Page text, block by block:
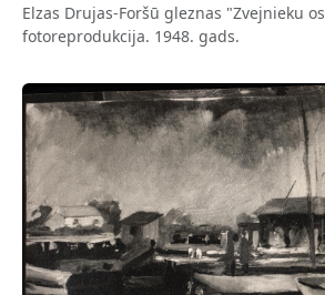
Elzas Drujas-Foršū gleznas "Zvejnieku
fotoreprodukcija. 1948. gads.